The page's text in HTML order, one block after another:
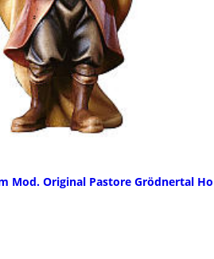
Mod. Original Pastore Grödnertal